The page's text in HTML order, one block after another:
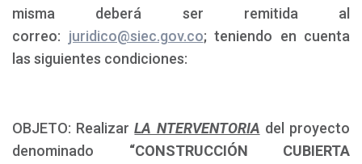
misma deberá ser remitida al
correo: juridico@siec.gov.co; teniendo en cuenta
las siguientes condiciones:
OBJETO: RealizarLA NTERVENTORIA del proyecto
denominado “CONSTRUCCIÓN CUBIERTA